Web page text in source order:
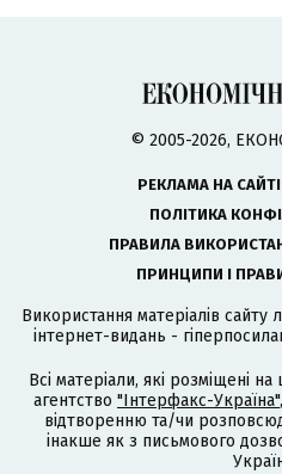
© 2005-2026,
РЕКЛАМА НА САЙТІ
ПОЛІТИКА
ПРАВИЛА
ПРИНЦИПИ І
Використання матеріалів
інтернет-видань -
Всі матеріали, які розміщені
агентство "Інтерфакс-Україна"
відтворенню та/чи
інакше як з письмового